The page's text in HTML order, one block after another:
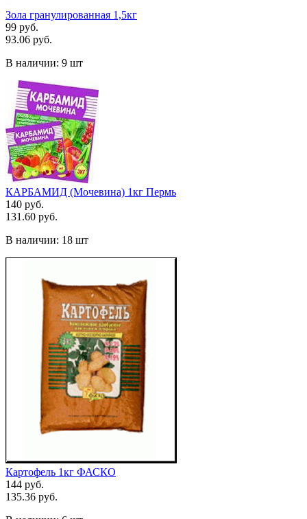
Зола гранулированная 1,5кг
99 руб.
93.06 руб.
В наличии: 9 шт
КАРБАМИД (Мочевина) 1кг Пермь
140 руб.
131.60 руб.
В наличии: 18 шт
Картофель 1кг ФАСКО
144 руб.
135.36 руб.